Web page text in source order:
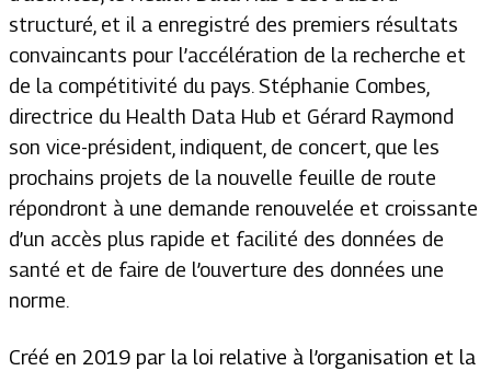
structuré, et il a enregistré des premiers résultats
convaincants pour l’accélération de la recherche et
de la compétitivité du pays. Stéphanie Combes,
directrice du Health Data Hub et Gérard Raymond
son vice-président, indiquent, de concert, que les
prochains projets de la nouvelle feuille de route
répondront à une demande renouvelée et croissante
d’un accès plus rapide et facilité des données de
santé et de faire de l’ouverture des données une
norme.
Créé en 2019 par la loi relative à l’organisation et la